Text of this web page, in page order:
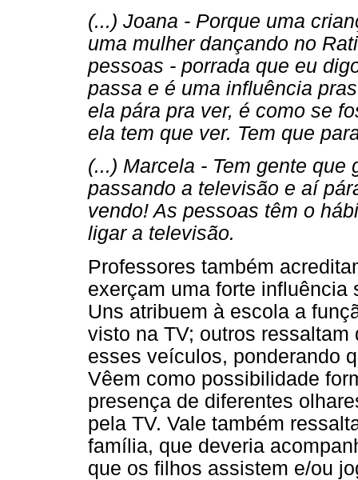
(...) Joana - Porque uma
uma mulher dançando no
pessoas - porrada que eu
passa e é uma influência
ela pára pra ver, é como se
ela tem que ver. Tem que
(...) Marcela - Tem gente
passando a televisão e aí
vendo! As pessoas têm o
ligar a televisão.
Professores também
exerçam uma forte
Uns atribuem à escola a
visto na TV; outros
esses veículos, ponderando
Vêem como possibilidade
presença de diferentes
pela TV. Vale também
família, que deveria
que os filhos assistem e/ou